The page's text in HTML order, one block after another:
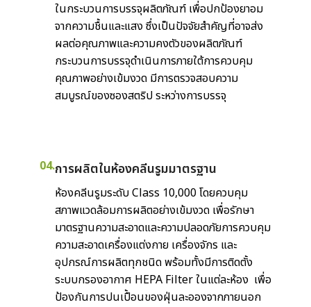
ในกระบวนการบรรจุผลิตภัณฑ์ เพื่อปกป้องยาอม
จากความชื้นและแสง ซึ่งเป็นปัจจัยสำคัญที่อาจส่ง
ผลต่อคุณภาพและความคงตัวของผลิตภัณฑ์
กระบวนการบรรจุดำเนินการภายใต้การควบคุม
คุณภาพอย่างเข้มงวด มีการตรวจสอบความ
สมบูรณ์ของซองสตริป ระหว่างการบรรจุ
04.การผลิตในห้องคลีนรูมมาตรฐาน
ห้องคลีนรูมระดับ Class 10,000 โดยควบคุม
สภาพแวดล้อมการผลิตอย่างเข้มงวด เพื่อรักษา
มาตรฐานความสะอาดและความปลอดภัยการควบคุม
ความสะอาดเครื่องแต่งกาย เครื่องจักร และ
อุปกรณ์การผลิตทุกชนิด พร้อมทั้งมีการติดตั้ง
ระบบกรองอากาศ HEPA Filter ในแต่ละห้อง เพื่อ
ป้องกันการปนเปื้อนของฝุ่นละอองจากภายนอก